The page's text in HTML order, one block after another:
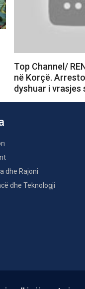
Top Channel/
në Korçë.
dyshuar i vrasjes
dhe Rajoni
dhe Teknologji